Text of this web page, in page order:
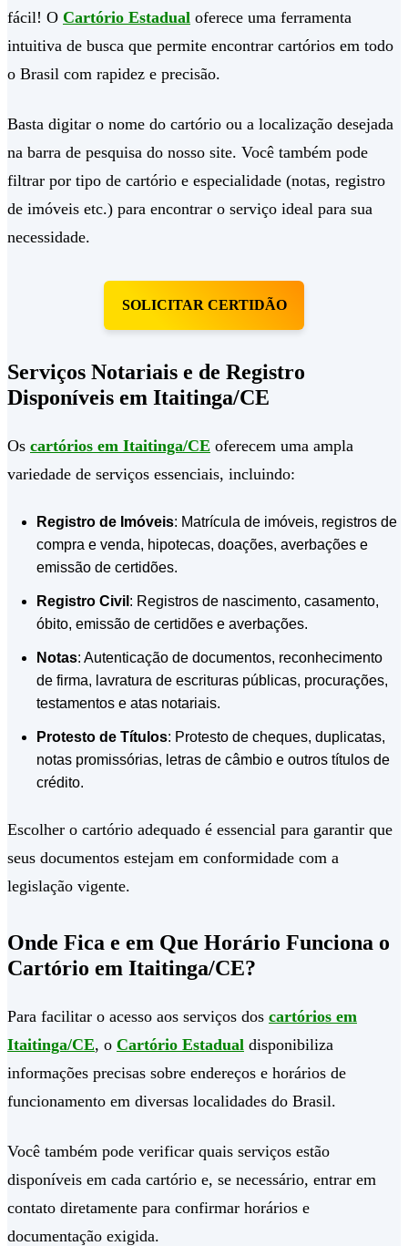
fácil! O Cartório Estadual oferece uma ferramenta
intuitiva de busca que permite encontrar cartórios em todo
o Brasil com rapidez e precisão.
Basta digitar o nome do cartório ou a localização desejada
na barra de pesquisa do nosso site. Você também pode
filtrar por tipo de cartório e especialidade (notas, registro
de imóveis etc.) para encontrar o serviço ideal para sua
necessidade.
SOLICITAR CERTIDÃO
Serviços Notariais e de Registro
Disponíveis em Itaitinga/CE
Os cartórios em Itaitinga/CE oferecem uma ampla
variedade de serviços essenciais, incluindo:
Registro de Imóveis: Matrícula de imóveis, registros de
compra e venda, hipotecas, doações, averbações e
emissão de certidões.
Registro Civil : Registros de nascimento, casamento,
óbito, emissão de certidões e averbações.
Notas: Autenticação de documentos, reconhecimento
de firma, lavratura de escrituras públicas, procurações,
testamentos e atas notariais.
Protesto de Títulos: Protesto de cheques, duplicatas,
notas promissórias, letras de câmbio e outros títulos de
crédito.
Escolher o cartório adequado é essencial para garantir que
seus documentos estejam em conformidade com a
legislação vigente.
Onde Fica e em Que Horário Funciona o
Cartório em Itaitinga/CE?
Para facilitar o acesso aos serviços dos cartórios em
Itaitinga/CE, o Cartório Estadual disponibiliza
informações precisas sobre endereços e horários de
funcionamento em diversas localidades do Brasil.
Você também pode verificar quais serviços estão
disponíveis em cada cartório e, se necessário, entrar em
contato diretamente para confirmar horários e
documentação exigida.